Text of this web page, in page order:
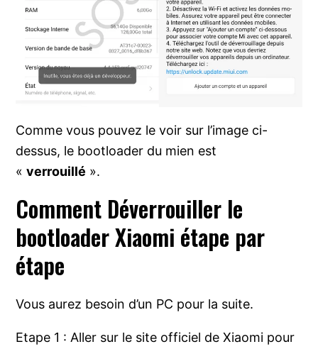
Comme vous pouvez le voir sur l’image ci-
dessus, le bootloader du mien est
«verrouillé ».
Comment Déverrouiller le
bootloader Xiaomi étape par
étape
Vous aurez besoin d’un PC pour la suite.
Etape 1 : Aller sur le site officiel de Xiaomi pour